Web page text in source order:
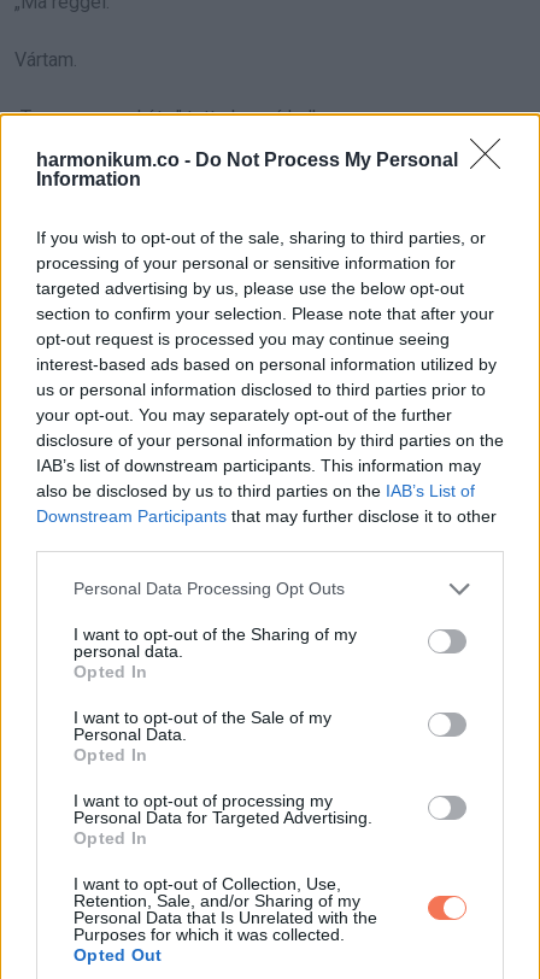
harmonikum.co - Do Not Process My Personal
Information
If you wish to opt-out of the sale, sharing to third parties, or
processing of your personal or sensitive information for
targeted advertising by us, please use the below opt-out
section to confirm your selection. Please note that after your
opt-out request is processed you may continue seeing
interest-based ads based on personal information utilized by
us or personal information disclosed to third parties prior to
your opt-out. You may separately opt-out of the further
disclosure of your personal information by third parties on the
IAB’s list of downstream participants. This information may
also be disclosed by us to third parties on the IAB’s List of
Downstream Participants that may further disclose it to other
Please note that this website/app uses one or more Google
not limited to your visit or usage behaviour. You may click to
grant or deny consent to Google and its third-party tags to
use your data for below specified purposes in below Google
consent section.
Personal Data Processing Opt Outs
I want to opt-out of the Sharing of my
personal data.
Opted In
I want to opt-out of the Sale of my
Personal Data.
Opted In
I want to opt-out of processing my
Personal Data for Targeted Advertising.
Opted In
I want to opt-out of Collection, Use,
Retention, Sale, and/or Sharing of my
Personal Data that Is Unrelated with the
Purposes for which it was collected.
Opted Out
Vártam.
„Tegnap reggel óta,” tette hozzá halkan.
„Adele néni!”
„Elfoglalt, Carmen. Nem akarok nyaggatni.”
„A meleg otthon nem nyaggatás.”
Oliver előhúzott egy szendvicses zacskót. Tele volt apróval,
szülinapi pénzzel és a fogtündér rézpénzeivel.
„Ez a villanyra van,” mondta. „Neked most jobban kell.”
Adele néni a szája elé kapta a kezét.
„Oh, kisfiam, ezt nem fogadhatom el.”
„Az a pénz a tiéd.”
„Te mondtad, hogy a jó emberek nem számolgatják, mennyit
A szemei könnybe borultak.
Megérintettem a karját.
„Engedd, hogy azt adja oda, amit a szíve mondott neki. Én
pedig segítek a többi részben.”